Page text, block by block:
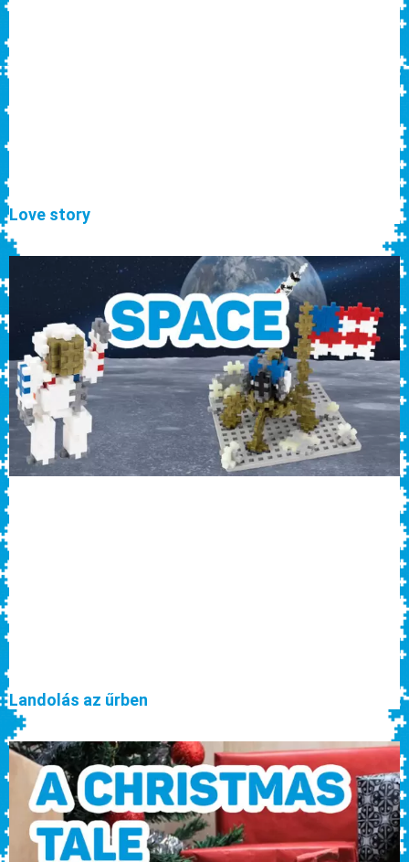
Love story
Landolás az űrben